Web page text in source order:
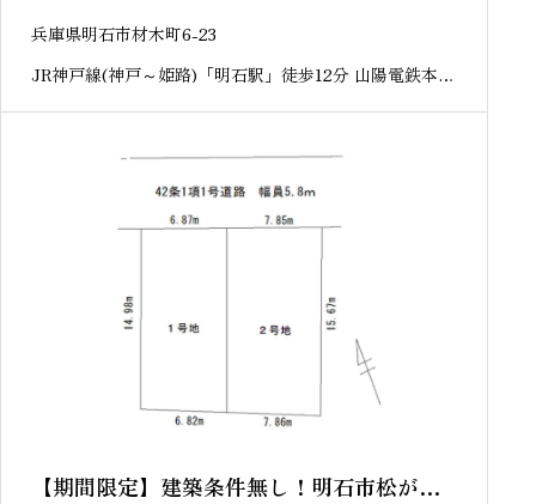
兵庫県明石市材木町6-23
JR神戸線(神戸～姫路)「明石駅」徒歩12分 山陽電鉄本線
sold out
【期間限定】建築条件無し！明石市松が丘3